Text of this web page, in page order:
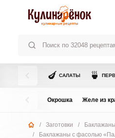
🍆 САЛАТЫ 🍵
Окрошка Желе из
/ Заготовки /
/
Баклажаны с фасолью